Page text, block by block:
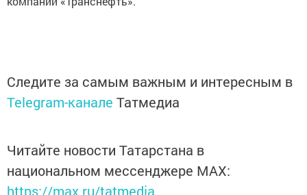
Telegram-каналеТатмедиа
Читайте новости Татарстана в
национальном мессенджере MАХ:
https://max.ru/tatmedia